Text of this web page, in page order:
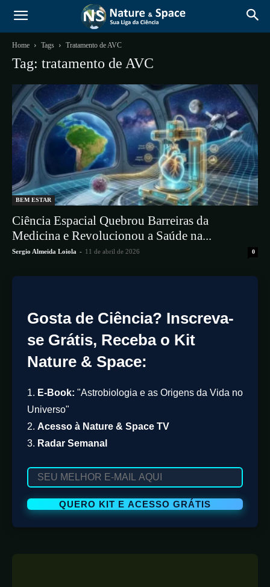
Home Tags Tratamento de AVC
Tag: tratamento de AVC
BEM ESTAR
Ciência Espacial Quebrou Barreiras da
Medicina e Revolucionou a Saúde na...
Sergio Almeida Loiola - 11 de abril de 2026 0
Gosta de Ciência? Inscreva-
se Grátis, Receba o Kit
Nature & Space:
1. E-Book: "Astrobiologia e as Origens da Vida no
Universo"
2. Acesso à Nature & Space TV
3. Radar Semanal